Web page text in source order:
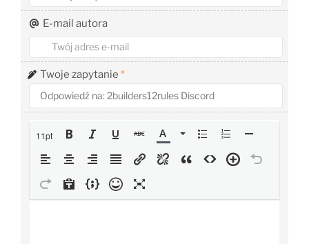
E-mail autora
Twoje zapytanie *
11pt